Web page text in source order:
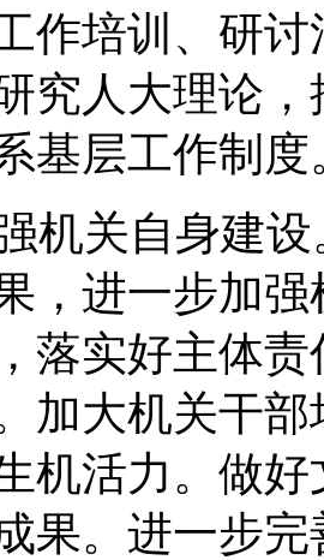
作培训、研
究人大理论
基层工作制度
机关自身建设
，进一步加
落实好主体
加大机关干
机活力。做
果。进一步